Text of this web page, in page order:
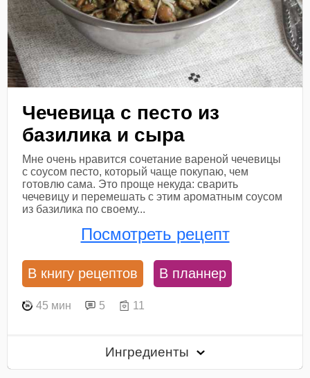
Чечевица с песто из
базилика и сыра
Мне очень нравится сочетание вареной чечевицы
с соусом песто, который чаще покупаю, чем
готовлю сама. Это проще некуда: сварить
чечевицу и перемешать с этим ароматным соусом
из базилика по своему...
Посмотреть рецепт
В книгу рецептов В планнер
45 мин 5 11
Ингредиенты